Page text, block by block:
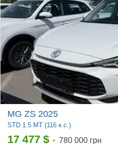
MG ZS 2025
STD 1.5 MT (116 к.с.)
17 477 $ • 780 000 грн